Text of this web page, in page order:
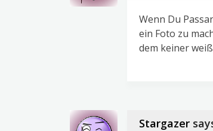
Wenn Du
ein Foto zu
dem keiner
Stargazer